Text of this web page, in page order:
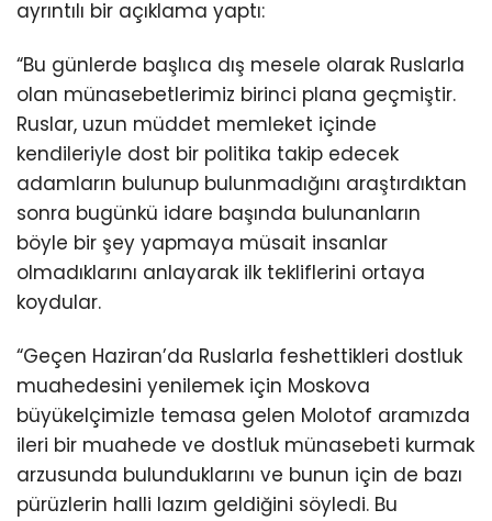
ayrıntılı bir açıklama yaptı:
“Bu günlerde başlıca dış mesele olarak Ruslarla
olan münasebetlerimiz birinci plana geçmiştir.
Ruslar, uzun müddet memleket içinde
kendileriyle dost bir politika takip edecek
adamların bulunup bulunmadığını araştırdıktan
sonra bugünkü idare başında bulunanların
böyle bir şey yapmaya müsait insanlar
olmadıklarını anlayarak ilk tekliflerini ortaya
koydular.
“Geçen Haziran’da Ruslarla feshettikleri dostluk
muahedesini yenilemek için Moskova
büyükelçimizle temasa gelen Molotof aramızda
ileri bir muahede ve dostluk münasebeti kurmak
arzusunda bulunduklarını ve bunun için de bazı
pürüzlerin halli lazım geldiğini söyledi. Bu